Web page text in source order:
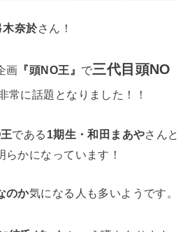
木奈於さん！
画 『頭NO王』 で三代目頭NO
常に話題となりました！！
である 1期生・和田まあやさんと
らかになっています！
のか気になる人も多いようです。